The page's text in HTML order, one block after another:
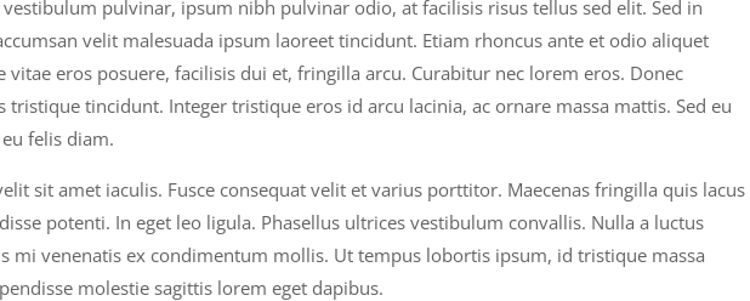
pulvinar, ipsum nibh pulvinar odio, at facilisis risus tellus sed elit. Sed in
velit malesuada ipsum laoreet tincidunt. Etiam rhoncus ante et odio aliquet
vitae eros posuere, facilisis dui et, fringilla arcu. Curabitur nec lorem eros. Donec
tristique tincidunt. Integer tristique eros id arcu lacinia, ac ornare massa mattis. Sed eu
felis diam.
sit amet iaculis. Fusce consequat velit et varius porttitor. Maecenas fringilla quis lacus
potenti. In eget leo ligula. Phasellus ultrices vestibulum convallis. Nulla a luctus
mi venenatis ex condimentum mollis. Ut tempus lobortis ipsum, id tristique massa
molestie sagittis lorem eget dapibus.